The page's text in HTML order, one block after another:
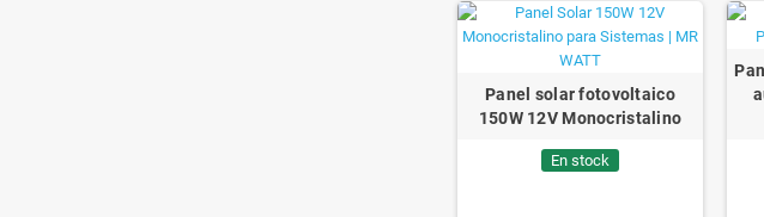
Panel solar fotovoltaico
150W 12V Monocristalino
En stock